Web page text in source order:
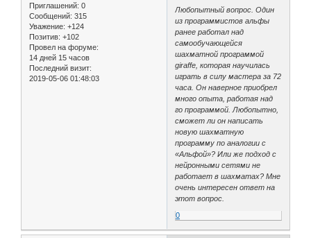
Приглашений: 0
Сообщений: 315
Уважение: +124
Позитив: +102
Провел на форуме:
14 дней 15 часов
Последний визит:
2019-05-06 01:48:03
Любопытный вопрос. Один
из программистов альфы
ранее работал над
самообучающейся
шахматной программой
giraffe, которая научилась
играть в силу мастера за 72
часа. Он наверное приобрел
много опыта, работая над
го программой. Любопытно,
сможет ли он написать
новую шахматную
программу по аналогии с
«Альфой»? Или же подход с
нейронными сетями не
работает в шахматах? Мне
очень интересен ответ на
этот вопрос.
0